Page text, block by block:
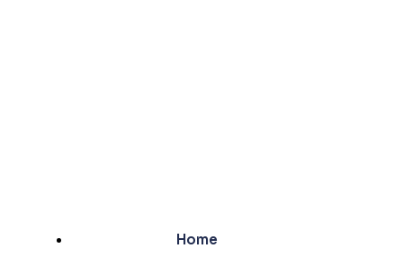
Home